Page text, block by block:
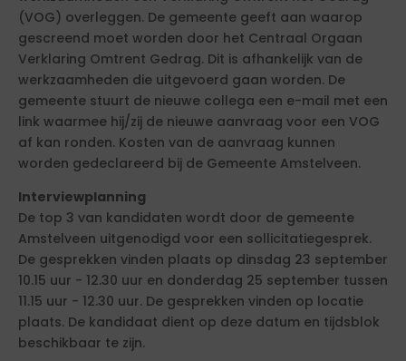
(VOG) overleggen. De gemeente geeft aan waarop
gescreend moet worden door het Centraal Orgaan
Verklaring Omtrent Gedrag. Dit is afhankelijk van de
werkzaamheden die uitgevoerd gaan worden. De
gemeente stuurt de nieuwe collega een e-mail met een
link waarmee hij/zij de nieuwe aanvraag voor een VOG
af kan ronden. Kosten van de aanvraag kunnen
worden gedeclareerd bij de Gemeente Amstelveen.
Interviewplanning
De top 3 van kandidaten wordt door de gemeente
Amstelveen uitgenodigd voor een sollicitatiegesprek.
De gesprekken vinden plaats op dinsdag 23 september
10.15 uur - 12.30 uur en donderdag 25 september tussen
11.15 uur - 12.30 uur. De gesprekken vinden op locatie
plaats. De kandidaat dient op deze datum en tijdsblok
beschikbaar te zijn.